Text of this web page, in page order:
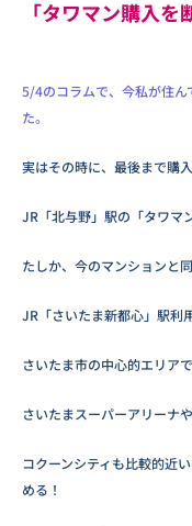
「タワマン購入を
5/4のコラムで、今私が住ん
た。
実はその時に、最後まで購
JR「北与野」駅の「タワマ
たしか、今のマンションと
JR「さいたま新都心」駅利
さいたま市の中心的エリアで
さいたまスーパーアリーナや
コクーンシティも比較的近
める！